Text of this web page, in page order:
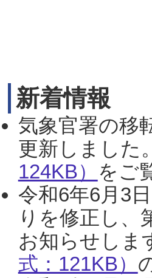
新着情報
気象官署の移
更新しました
124KB） をご
令和6年6月3
りを修正し、
お知らせしま
式：121KB）